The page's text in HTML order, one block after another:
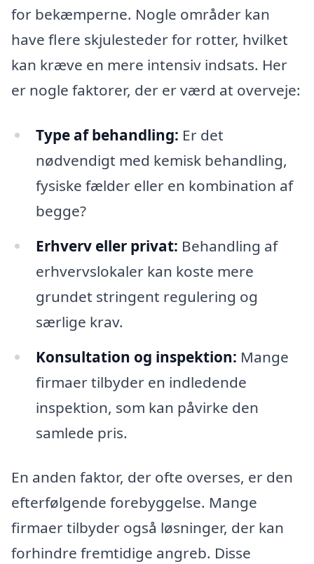
for bekæmperne. Nogle områder kan
have flere skjulesteder for rotter, hvilket
kan kræve en mere intensiv indsats. Her
er nogle faktorer, der er værd at overveje:
Type af behandling: Er det
nødvendigt med kemisk behandling,
fysiske fælder eller en kombination af
begge?
Erhverv eller privat: Behandling af
erhvervslokaler kan koste mere
grundet stringent regulering og
særlige krav.
Konsultation og inspektion: Mange
firmaer tilbyder en indledende
inspektion, som kan påvirke den
samlede pris.
En anden faktor, der ofte overses, er den
efterfølgende forebyggelse. Mange
firmaer tilbyder også løsninger, der kan
forhindre fremtidige angreb. Disse